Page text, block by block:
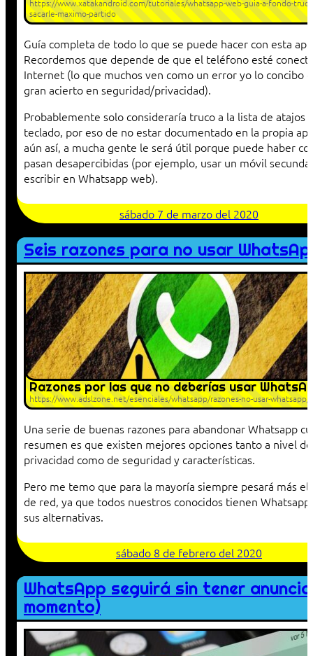
https://www.xatakandroid.com/tutoriales/whatsapp-web-guia-a-fondo-
sacarle-maximo-partido
Guía completa de todo lo que se puede hacer con esta
Recordemos que depende de que el teléfono esté
Internet (lo que muchos ven como un error yo lo concibo
gran acierto en seguridad/privacidad).
Probablemente solo consideraría truco a la lista de atajos
teclado, por eso de no estar documentado en la propia
aún así, a mucha gente le será útil porque puede haber
pasan desapercibidas (por ejemplo, usar un móvil
escribir en Whatsapp web).
sábado 7 de marzo del 2020
Seis razones para no usar
Razones por las que no deberías usar
https://www.adslzone.net/esenciales/whatsapp/razones-no-usar-whatsapp/
Una serie de buenas razones para abandonar Whatsapp
resumen es que existen mejores opciones tanto a nivel de
privacidad como de seguridad y características.
Pero me temo que para la mayoría siempre pesará más
de red, ya que todos nuestros conocidos tienen
sus alternativas.
sábado 8 de febrero del 2020
WhatsApp seguirá sin tener
momento)